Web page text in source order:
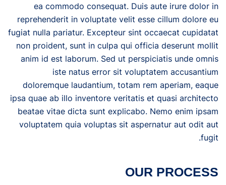
ea commodo consequat. Duis aute irure dolor in
reprehenderit in voluptate velit esse cillum dolore eu
fugiat nulla pariatur. Excepteur sint occaecat cupidatat
non proident, sunt in culpa qui officia deserunt mollit
anim id est laborum. Sed ut perspiciatis unde omnis
iste natus error sit voluptatem accusantium
doloremque laudantium, totam rem aperiam, eaque
ipsa quae ab illo inventore veritatis et quasi architecto
beatae vitae dicta sunt explicabo. Nemo enim ipsam
voluptatem quia voluptas sit aspernatur aut odit aut
fugit.
OUR PROCESS